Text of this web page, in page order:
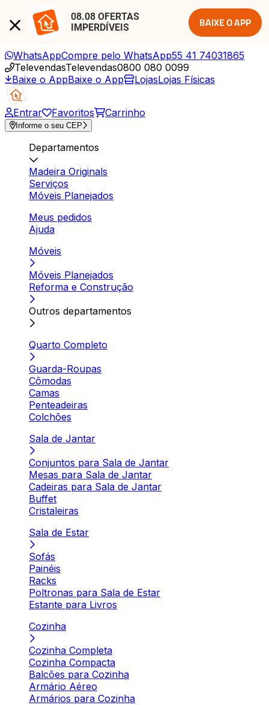
08.08 OFERTAS
IMPERDÍVEIS
BAIXE O APP
WhatsAppCompre pelo WhatsApp55 41 74031865
TelevendasTelevendas0800 080 0099
Baixe o AppBaixe o App LojasLojas Físicas
Entrar Favoritos Carrinho
Informe o seu CEP
Departamentos
Madeira Originals
Serviços
Móveis Planejados
Meus pedidos
Ajuda
Móveis
Móveis Planejados
Reforma e Construção
Outros departamentos
Quarto Completo
Guarda-Roupas
Cômodas
Camas
Penteadeiras
Colchões
Sala de Jantar
Conjuntos para Sala de Jantar
Mesas para Sala de Jantar
Cadeiras para Sala de Jantar
Buffet
Cristaleiras
Sala de Estar
Sofás
Painéis
Racks
Poltronas para Sala de Estar
Estante para Livros
Cozinha
Cozinha Completa
Cozinha Compacta
Balcões para Cozinha
Armário Aéreo
Armários para Cozinha